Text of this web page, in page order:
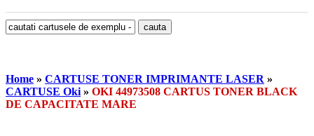
Home » CARTUSE TONER IMPRIMANTE LASER »
CARTUSE Oki » OKI 44973508 CARTUS TONER BLACK
DE CAPACITATE MARE